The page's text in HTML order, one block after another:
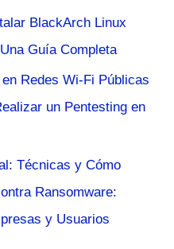
BlackArch Linux
Guía Completa
Redes Wi-Fi Públicas
un Pentesting en
Técnicas y Cómo
Ransomware:
y Usuarios